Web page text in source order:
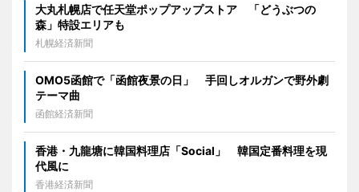
大丸札幌店で任天堂ポップアップストア 「どうぶつの
森」特設エリアも
札幌経済新聞
OMO5函館で「函館夜景の日」 手回しオルガンで野外劇
テーマ曲
函館経済新聞
香港・九龍塘に韓国料理店「Social」 韓国定番料理を現
代風に
香港経済新聞